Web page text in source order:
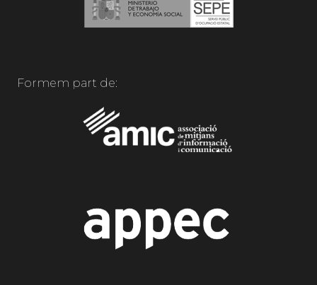
Formem part de: